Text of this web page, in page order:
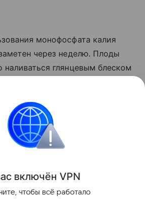
монофосфата калия
через неделю. Плоды
наливаться глянцевым блеском
чтобы дать урожайю
вызреть.
включён VPN
чтобы всё работало